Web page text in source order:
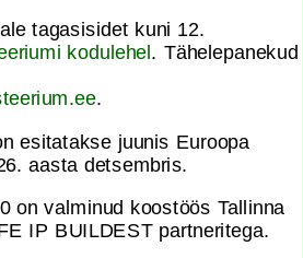
tagasisidet kuni 12.
kodulehel. Tähelepanekud
.
esitatakse juunis Euroopa
aasta detsembris.
on valminud koostöös Tallinna
IP BUILDEST partneritega.